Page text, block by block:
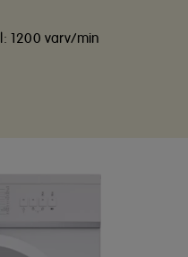
1200 varv/min